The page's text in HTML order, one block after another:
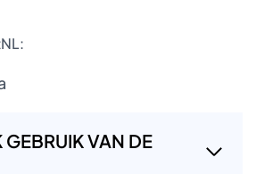
VAN DE